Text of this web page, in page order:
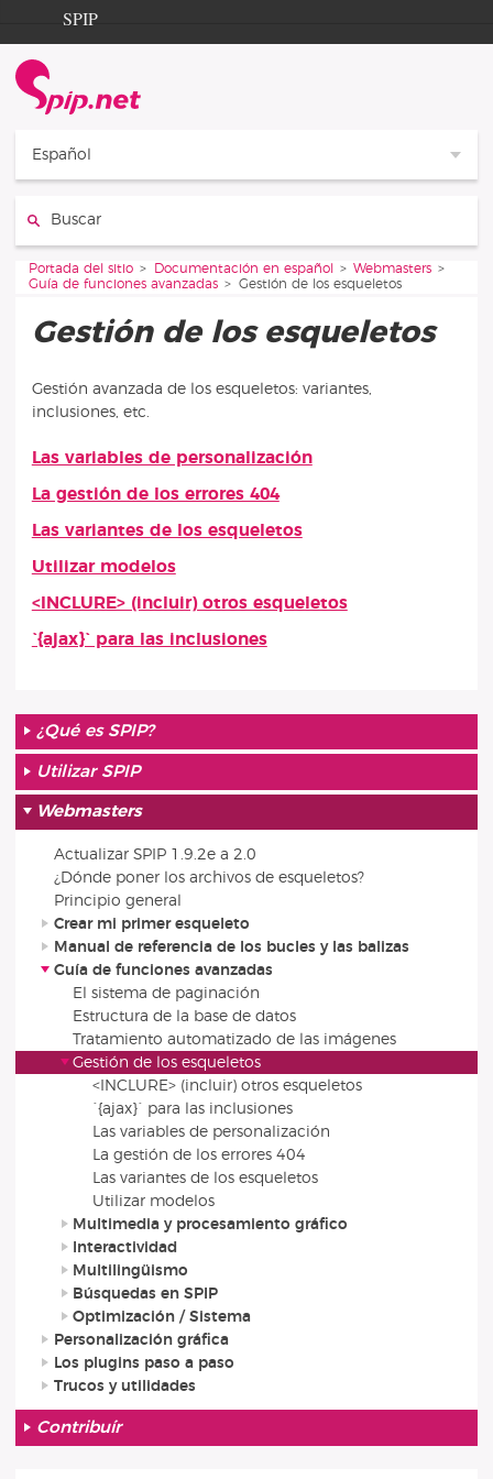
Aller au contenu
Aller à la navigation
SPIP
Documentation
Contribution
Español
Vous êtes ici :
Portada del sitio Documentación en español
Webmasters
Guía de funciones avanzadas
Gestión de los esqueletos
Gestión de los esqueletos
Gestión avanzada de los esqueletos: variantes,
inclusiones, etc.
Artículos de esta sección
Las variables de personalización
La gestión de los errores 404
Las variantes de los esqueletos
Utilizar modelos
<INCLURE> (incluir) otros esqueletos
`{ajax}` para las inclusiones
¿Qué es SPIP?
Utilizar SPIP
Webmasters
Actualizar SPIP 1.9.2e a 2.0
¿Dónde poner los archivos de esqueletos?
Principio general
Crear mi primer esqueleto
Manual de referencia de los bucles y las balizas
Guía de funciones avanzadas
El sistema de paginación
Estructura de la base de datos
Tratamiento automatizado de las imágenes
Gestión de los esqueletos
<INCLURE> (incluir) otros esqueletos
`{ajax}` para las inclusiones
Las variables de personalización
La gestión de los errores 404
Las variantes de los esqueletos
Utilizar modelos
Multimedia y procesamiento gráfico
Interactividad
Multilingüismo
Búsquedas en SPIP
Optimización / Sistema
Personalización gráfica
Los plugins paso a paso
Trucos y utilidades
Contribuír